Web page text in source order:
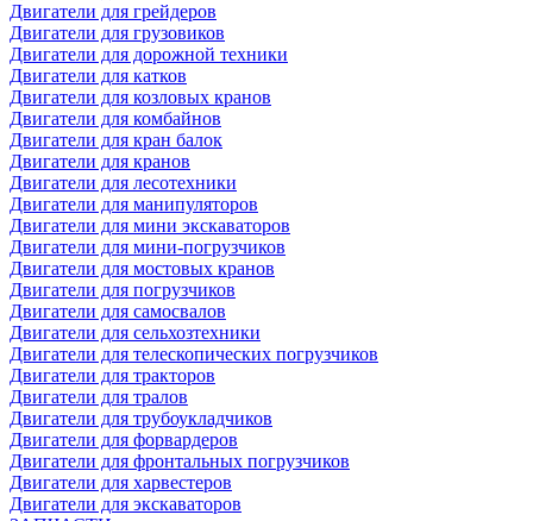
Двигатели для грейдеров
Двигатели для грузовиков
Двигатели для дорожной техники
Двигатели для катков
Двигатели для козловых кранов
Двигатели для комбайнов
Двигатели для кран балок
Двигатели для кранов
Двигатели для лесотехники
Двигатели для манипуляторов
Двигатели для мини экскаваторов
Двигатели для мини-погрузчиков
Двигатели для мостовых кранов
Двигатели для погрузчиков
Двигатели для самосвалов
Двигатели для сельхозтехники
Двигатели для телескопических погрузчиков
Двигатели для тракторов
Двигатели для тралов
Двигатели для трубоукладчиков
Двигатели для форвардеров
Двигатели для фронтальных погрузчиков
Двигатели для харвестеров
Двигатели для экскаваторов